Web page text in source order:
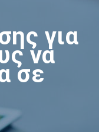
για
να
σε